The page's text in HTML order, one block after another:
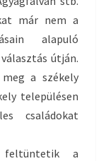
már nem a
alapuló
útján.
a székely
településen
családokat
feltüntetik a